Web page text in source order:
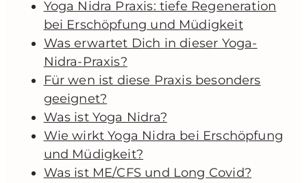
Yoga Nidra Praxis: tiefe Regeneration
bei Erschöpfung und Müdigkeit
Was erwartet Dich in dieser Yoga-
Nidra-Praxis?
Für wen ist diese Praxis besonders
geeignet?
Was ist Yoga Nidra?
Wie wirkt Yoga Nidra bei Erschöpfung
und Müdigkeit?
Was ist ME/CFS und Long Covid?